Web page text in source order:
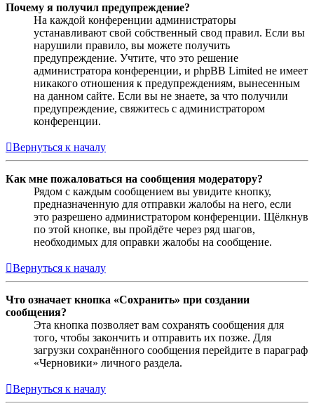
Почему я получил предупреждение?
На каждой конференции администраторы
устанавливают свой собственный свод правил. Если вы
нарушили правило, вы можете получить
предупреждение. Учтите, что это решение
администратора конференции, и phpBB Limited не имеет
никакого отношения к предупреждениям, вынесенным
на данном сайте. Если вы не знаете, за что получили
предупреждение, свяжитесь с администратором
конференции.
Вернуться к началу
Как мне пожаловаться на сообщения модератору?
Рядом с каждым сообщением вы увидите кнопку,
предназначенную для отправки жалобы на него, если
это разрешено администратором конференции. Щёлкнув
по этой кнопке, вы пройдёте через ряд шагов,
необходимых для оправки жалобы на сообщение.
Вернуться к началу
Что означает кнопка «Сохранить» при создании
сообщения?
Эта кнопка позволяет вам сохранять сообщения для
того, чтобы закончить и отправить их позже. Для
загрузки сохранённого сообщения перейдите в параграф
«Черновики» личного раздела.
Вернуться к началу